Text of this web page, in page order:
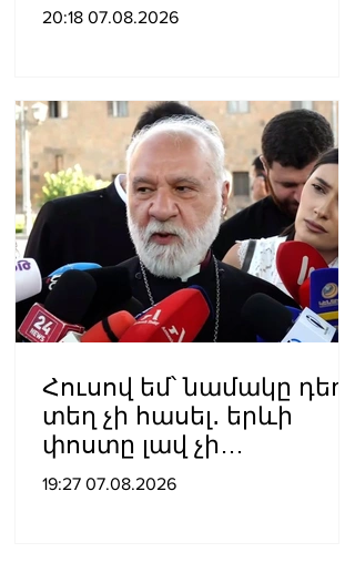
հերոսի կոչում են
20:18 07.08.2026
Հուսով եմ՝ նամակը դեռ
տեղ չի հասել․ երևի
փոստը լավ չի
աշխատում․ Նաթան
19:27 07.08.2026